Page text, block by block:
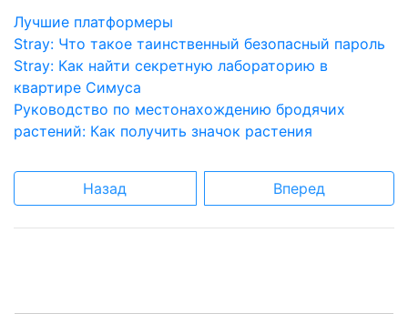
Лучшие платформеры
Stray: Что такое таинственный безопасный пароль
Stray: Как найти секретную лабораторию в
квартире Симуса
Руководство по местонахождению бродячих
растений: Как получить значок растения
Назад Вперед